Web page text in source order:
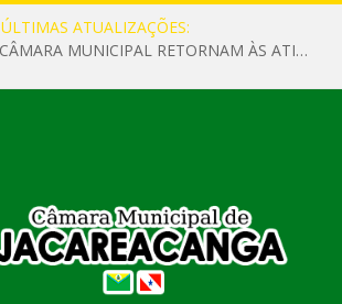
ÚLTIMAS ATUALIZAÇÕES:
SERVIDORES DA CÂMARA MUNICIPAL RETORNAM ÀS ATIVIDADES APÓS O RECESSO PARLAMENTAR